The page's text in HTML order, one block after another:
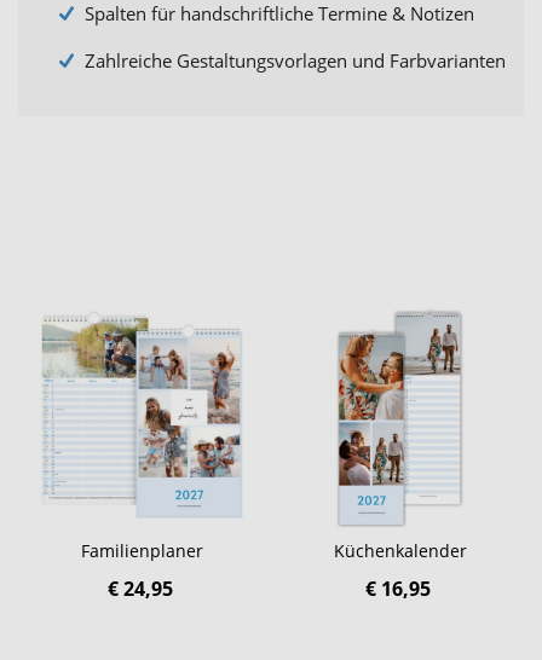
Spalten für handschriftliche Termine & Notizen
Zahlreiche Gestaltungsvorlagen und Farbvarianten
Familienplaner
€ 24,95
Küchenkalender
€ 16,95